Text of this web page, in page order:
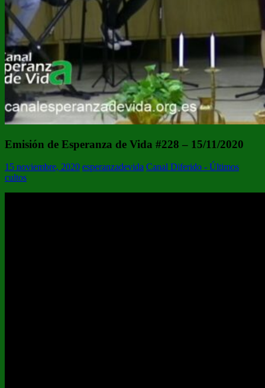
Emisión de Esperanza de Vida #228 – 15/11/2020
15 noviembre, 2020 esperanzadevida Canal Diferido - Últimos
cultos